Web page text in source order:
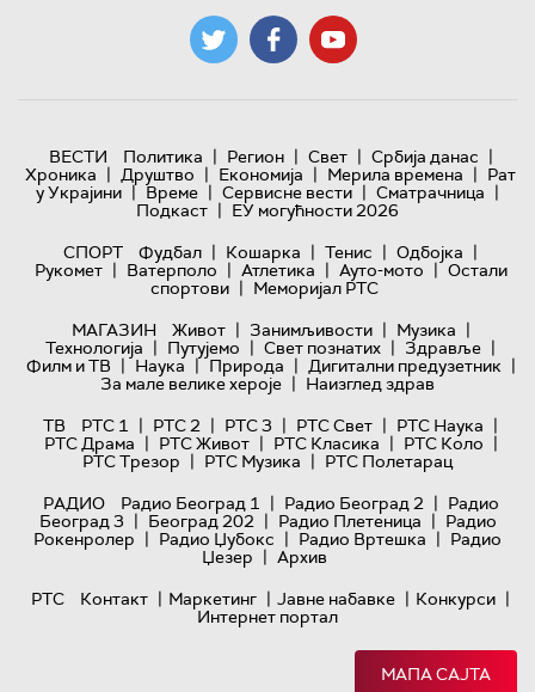
ВЕСТИ Политика | Регион | Свет | Србија данас |
Хроника | Друштво | Економија | Мерила времена | Рат
у Украјини | Време | Сервисне вести | Сматрачница |
Подкаст | ЕУ могућности 2026
СПОРТ
Фудбал | Кошарка | Тенис | Одбојка |
Рукомет | Ватерполо | Атлетика | Ауто-мото | Остали
спортови | Меморијал РТС
МАГАЗИН
Живот | Занимљивости | Музика |
Технологијa | Путујемо | Свет познатих | Здравље |
Филм и ТВ | Наука | Природа | Дигитални предузетник |
За мале велике хероје | Наизглед здрав
ТВ
РТС 1 | РТС 2 | РТС 3 | РТС Свет | РТС Наука |
РТС Драма | РТС Живот | РТС Класика | РТС Коло |
РТС Трезор | РТС Музика | РТС Полетарац
РАДИО
Радио Београд 1 | Радио Београд 2 | Радио
Београд 3 | Београд 202 | Радио Плетеница | Радио
Рокенролер | Радио Џубокс | Радио Вртешка | Радио
Џезер | Архив
РТС
Контакт | Маркетинг | Јавне набавке | Конкурси |
Интернет портал
МАПА САЈТА